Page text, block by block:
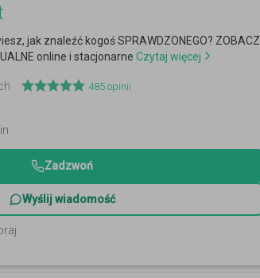
jak znaleźć kogoś SPRAWDZONEGO? ZOBACZ
online i stacjonarne Czytaj więcej
485 opinii
Zadzwoń
Wyślij wiadomość